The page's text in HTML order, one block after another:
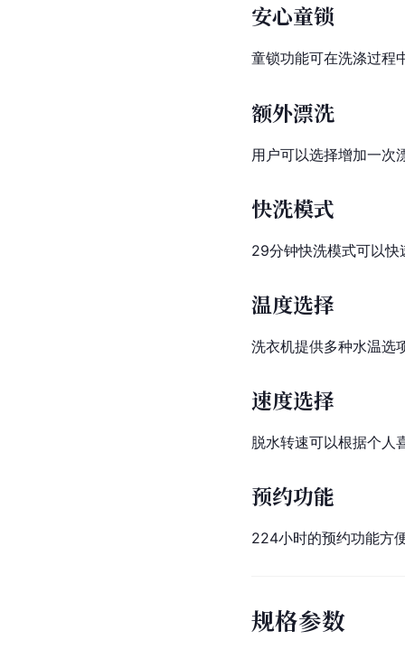
安心童锁
童锁功能可在洗涤过程
额外漂洗
用户可以选择增加一次
快洗模式
29分钟快洗模式可以
温度选择
洗衣机提供多种水温选
速度选择
脱水转速可以根据个人
预约功能
224小时的预约功能方
规格参数